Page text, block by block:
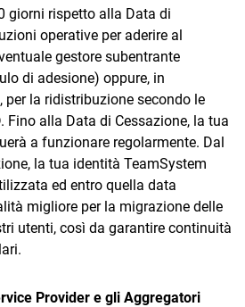
giorni rispetto alla Data di
operative per aderire al
gestore subentrante
di adesione) oppure, in
per la ridistribuzione secondo le
Fino alla Data di Cessazione, la tua
a funzionare regolarmente. Dal
la tua identità TeamSystem
ed entro quella data
migliore per la migrazione delle
utenti, così da garantire continuità
Provider e gli Aggregatori